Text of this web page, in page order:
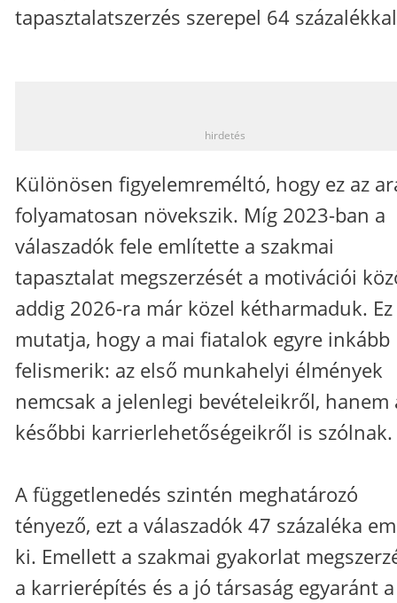
tapasztalatszerzés szerepel 64
hirdetés
Különösen figyelemreméltó, hogy ez az
folyamatosan növekszik. Míg 2023-ban a
válaszadók fele említette a szakmai
tapasztalat megszerzését a motivációi
addig 2026-ra már közel kétharmaduk.
mutatja, hogy a mai fiatalok egyre inkább
felismerik: az első munkahelyi élmények
nemcsak a jelenlegi bevételeikről, hanem
későbbi karrierlehetőségeikről is szólnak.
A függetlenedés szintén meghatározó
tényező, ezt a válaszadók 47 százaléka
ki. Emellett a szakmai gyakorlat
a karrierépítés és a jó társaság egyaránt a